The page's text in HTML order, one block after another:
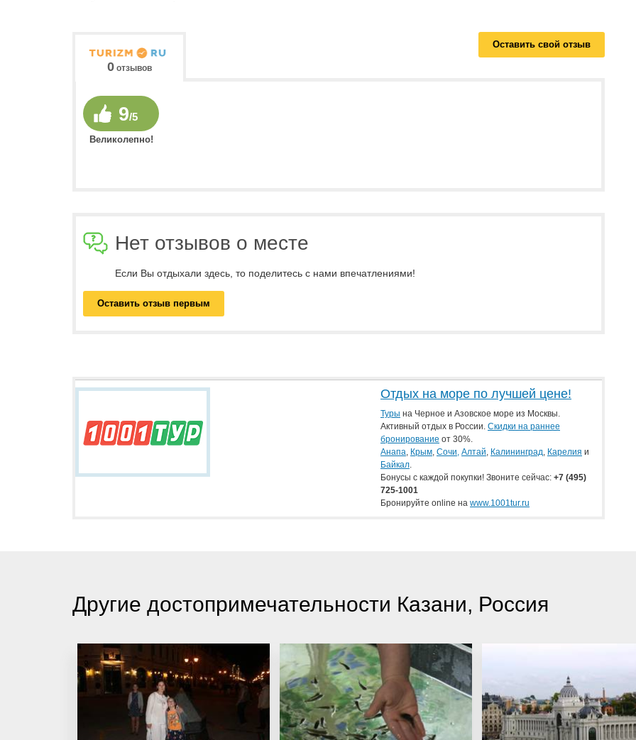
0отзывов
Оставить свой отзыв
9/5
Великолепно!
Нет отзывов о месте
Если Вы отдыхали здесь, то поделитесь с нами впечатлениями!
Оставить отзыв первым
Отдых на море по лучшей цене!
Туры на Черное и Азовское море из Москвы.
Активный отдых в России. Скидки на раннее
бронирование от 30%.
Анапа, Крым, Сочи, Алтай, Калининград, Карелия и
Байкал.
Бонусы с каждой покупки! Звоните сейчас: +7 (495)
725-1001
Бронируйте online на www.1001tur.ru
Другие достопримечательности Казани, Россия